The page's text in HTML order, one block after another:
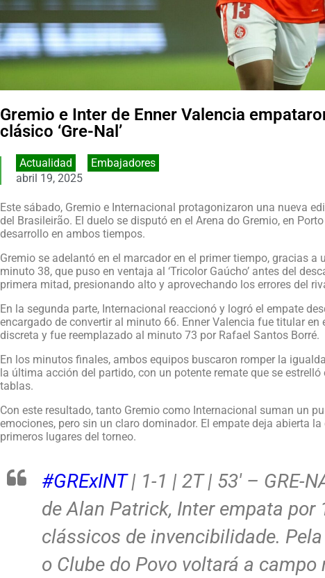
Gremio e Inter de Enner Valencia
clásico ‘Gre-Nal’
Actualidad
Embajadores
abril 19, 2025
Este sábado, Gremio e Internacional protagonizaron una nueva
del Brasileirão. El duelo se disputó en el Arena do Gremio, en
desarrollo en ambos tiempos.
Gremio se adelantó en el marcador en el primer tiempo, gracias
minuto 38, que puso en ventaja al ‘Tricolor Gaúcho’ antes del
primera mitad, presionando alto y aprovechando los errores del
En la segunda parte, Internacional reaccionó y logró el empate
encargado de convertir al minuto 66. Enner Valencia fue titular en
discreta y fue reemplazado al minuto 73 por Rafael Santos Borré.
En los minutos finales, ambos equipos buscaron romper la
la última acción del partido, con un potente remate que se
tablas.
Con este resultado, tanto Gremio como Internacional suman un
emociones, pero sin un claro dominador. El empate deja abierta
primeros lugares del torneo.
#GRExINT| 1-1 | 2T | 53′ – GRE-
de Alan Patrick, Inter empata por
clássicos de invencibilidade.
o Clube do Povo voltará a